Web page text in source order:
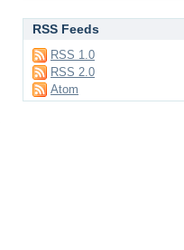
RSS Feeds
RSS 1.0
RSS 2.0
Atom